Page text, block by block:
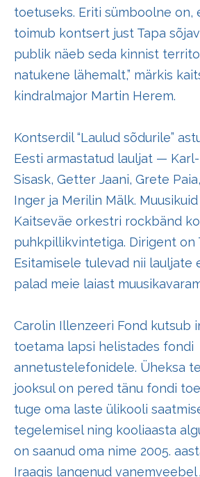
toetuseks. Eriti sümboolne on,
toimub kontsert just Tapa
publik näeb seda kinnist
natukene lähemalt,” märkis
kindralmajor Martin Herem.
Kontserdil “Laulud sõdurile”
Eesti armastatud lauljat — Karl-
Sisask, Getter Jaani, Grete
Inger ja Merilin Mälk.
Kaitseväe orkestri rockbänd
puhkpillikvintetiga. Dirigent on
Esitamisele tulevad nii lauljate
palad meie laiast
Carolin Illenzeeri Fond kutsub
toetama lapsi helistades fondi
annetustelefonidele. Üheksa
jooksul on pered tänu fondi
tuge oma laste ülikooli
tegelemisel ning kooliaasta
on saanud oma nime 2005.
Iraagis langenud